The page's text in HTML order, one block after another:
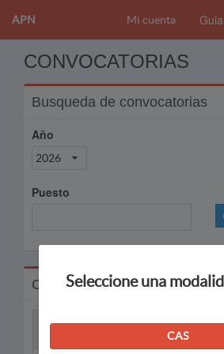
APN Mi cuenta
CONVOCATORIAS
Busqueda de convocatorias
Año
2026
Puesto
Convocatorias
Seleccione una
CAS